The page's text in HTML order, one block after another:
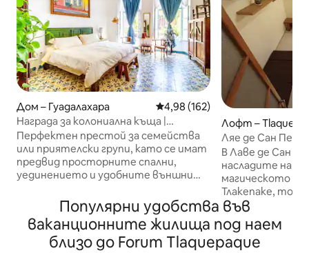
Дом – Гуадалахара Средна оценка: 4,98 от 5,
4,98 (162)
Награда за колониална къща |
Разходка до катедралата
Перфектен престой за семейства
или приятелски групи, като се имат
предвид просторните спални,
уединението и удобните външни
Високоскоростен Wi-Fi с оптични
влакна във всяко кътче, специално
работно пространство и др.
Красива къща с площ от 250 кв. м,
построена в началото на 20-и век,
Лофт –
Ляе де Сан Педро Апартамент
половин
В Лаве де Сан
насладите на
магическото
Тлакепаке,
настаняване е
на половин
блок и
Популярни удобства във
ваканционните жилища под наем
близо до Forum Tlaquepaque